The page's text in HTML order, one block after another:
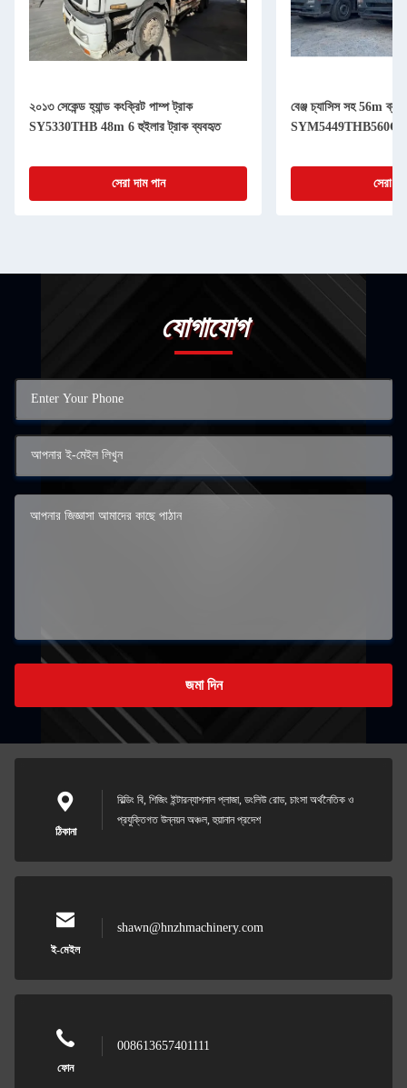
২০১৩ সেকেন্ড হ্যান্ড কংক্রিট পাম্প ট্রাক
SY5330THB 48m 6 হুইলার ট্রাক ব্যবহৃত
সেরা দাম পান
বেঞ্জ চ্যাসিস সহ 56m
SYM5449THB560C-
সেরা
যোগাযোগ
জমা দিন
ঠিকানা
বিল্ডিং বি, শিজিং ইন্টারন্যাশনাল প্লাজা, ডংলিউ রোড, চাংসা অর্থনৈতিক ও
প্রযুক্তিগত উন্নয়ন অঞ্চল, হুয়ানান প্রদেশ
ই-মেইল
shawn@hnzhmachinery.com
ফোন
008613657401111